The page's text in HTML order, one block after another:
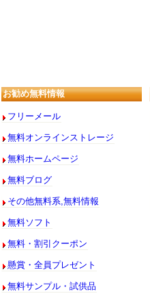
お勧め無料情報
フリーメール
無料オンラインストレージ
無料ホームページ
無料ブログ
その他無料系,無料情報
無料ソフト
無料・割引クーポン
懸賞・全員プレゼント
無料サンプル・試供品